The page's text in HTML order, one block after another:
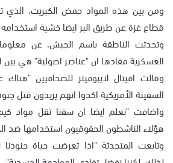
ومن بين هذه المواد حمض الكبريت، الذي
قطاع غزة عن طريق البر ايضا خشية استخدامه
وتحدثت الناطقة باسم الجيش، عن
العسكرية مفادها ان "عناصر اصولية" هي
وقالت افيتال لايبوفيتز للصحافيين
السفينة الأمريكية اكدوا انهم يريدون قتل
واضافت "نعلم ايضا ان سفنا تقل مواد
هؤلاء الناشطون الحقوقيون استخدامها ضد
وتابعت المتحدثة "اذا تعرضت حياة